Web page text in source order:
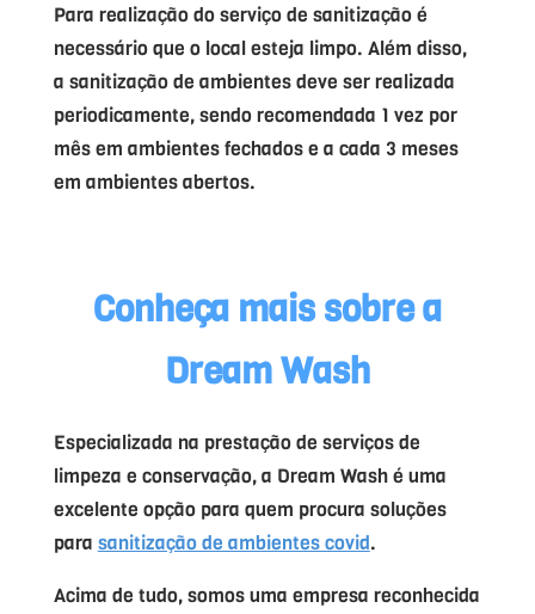
Para realização do serviço de sanitização é
necessário que o local esteja limpo. Além disso,
a sanitização de ambientes deve ser realizada
periodicamente, sendo recomendada 1 vez por
mês em ambientes fechados e a cada 3 meses
em ambientes abertos.
Conheça mais sobre a
Dream Wash
Especializada na prestação de serviços de
limpeza e conservação, a Dream Wash é uma
excelente opção para quem procura soluções
para sanitização de ambientes covid.
Acima de tudo, somos uma empresa reconhecida